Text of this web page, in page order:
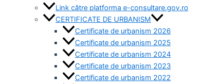
Link către platforma e-consultare.gov.ro
CERTIFICATE DE URBANISM
Certificate de urbanism 2026
Certificate de urbanism 2025
Certificate de urbanism 2024
Certificate de urbanism 2023
Certificate de urbanism 2022